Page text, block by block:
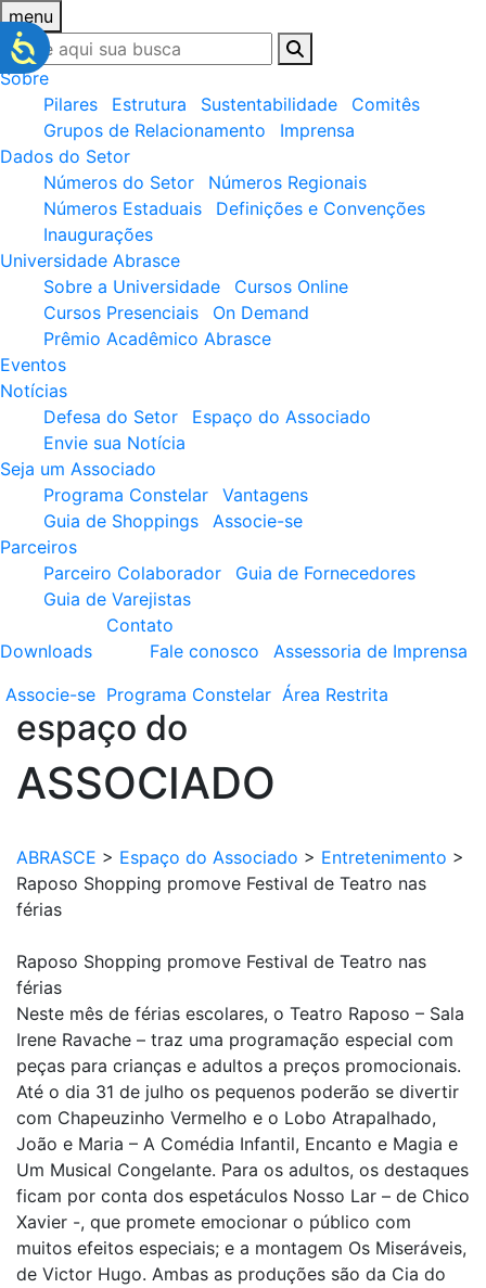
menu
Sobre
Pilares
Estrutura Sustentabilidade
Comitês
Grupos de Relacionamento
Imprensa
Dados do Setor
Números do Setor
Números Regionais
Números Estaduais
Definições e Convenções
Inaugurações
Universidade Abrasce
Sobre a Universidade
Cursos Online
Cursos Presenciais
On Demand
Prêmio Acadêmico Abrasce
Eventos
Notícias
Defesa do Setor
Espaço do Associado
Envie sua Notícia
Seja um Associado
Programa Constelar
Vantagens
Guia de Shoppings
Associe-se
Parceiros
Parceiro Colaborador
Guia de Fornecedores
Guia de Varejistas
Downloads
Contato
Fale conosco
Assessoria de Imprensa
Associe-se Programa Constelar Área Restrita
espaço do
ASSOCIADO
ABRASCE > Espaço do Associado > Entretenimento >
Raposo Shopping promove Festival de Teatro nas
férias
Raposo Shopping promove Festival de Teatro nas
férias
Neste mês de férias escolares, o Teatro Raposo – Sala
Irene Ravache – traz uma programação especial com
peças para crianças e adultos a preços promocionais.
Até o dia 31 de julho os pequenos poderão se divertir
com Chapeuzinho Vermelho e o Lobo Atrapalhado,
João e Maria – A Comédia Infantil, Encanto e Magia e
Um Musical Congelante. Para os adultos, os destaques
ficam por conta dos espetáculos Nosso Lar – de Chico
Xavier -, que promete emocionar o público com
muitos efeitos especiais; e a montagem Os Miseráveis,
de Victor Hugo. Ambas as produções são da Cia do